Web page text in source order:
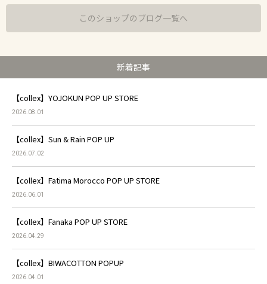
このショップのブログ一覧へ
新着記事
【collex】YOJOKUN POP UP STORE
2026.08.01
【collex】Sun & Rain POP UP
2026.07.02
【collex】Fatima Morocco POP UP STORE
2026.06.01
【collex】Fanaka POP UP STORE
2026.04.29
【collex】BIWACOTTON POPUP
2026.04.01